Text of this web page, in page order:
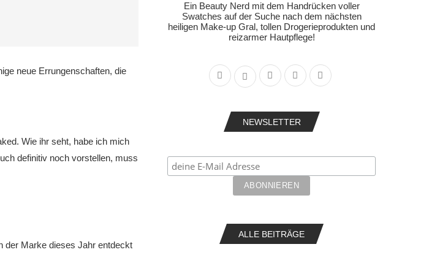
neue Errungenschaften, die
Wie ihr seht, habe ich mich
definitiv noch vorstellen, muss
der Marke dieses Jahr entdeckt
Ein Beauty Nerd mit dem Handrücken voller
Swatches auf der Suche nach dem nächsten
heiligen Make-up Gral, tollen Drogerieprodukten und
reizarmer Hautpflege!
NEWSLETTER
ALLE BEITRÄGE